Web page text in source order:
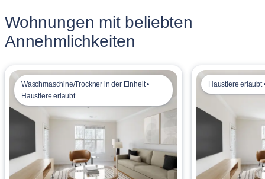
Wohnungen mit beliebten
Annehmlichkeiten
Waschmaschine/Trockner in der Einheit •
Haustiere erlaubt
Haustiere erlaubt